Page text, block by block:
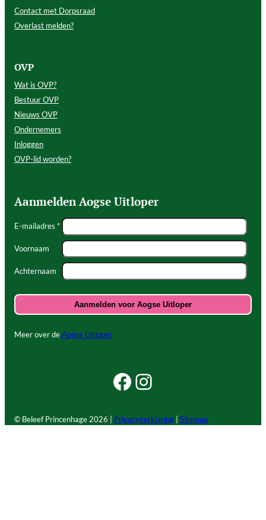
Contact met Dorpsraad
Overlast melden?
OVP
Wat is OVP?
Bestuur OVP
Nieuws OVP
Ondernemers
Inloggen
OVP-lid worden?
Aanmelden Aogse Uitloper
E-mailadres *
Voornaam
Achternaam
Meer over deAogse Uitloper
Facebook Beleef Princenhage
Instagram Beleef Princenhage
© Beleef Princenhage2026 | Privacyverklaring Sitemap